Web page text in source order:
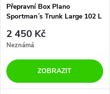
Přepravní Box Plano
Sportman´s Trunk Large 102 L
2 450 Kč
Neznámá
ZOBRAZIT